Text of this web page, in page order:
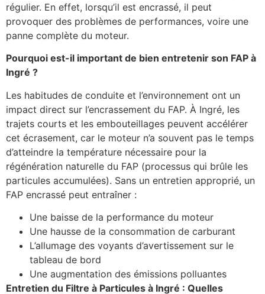
régulier. En effet, lorsqu’il est encrassé, il peut
provoquer des problèmes de performances, voire une
panne complète du moteur.
Pourquoi est-il important de bien entretenir son FAP à
Ingré ?
Les habitudes de conduite et l’environnement ont un
impact direct sur l’encrassement du FAP. À Ingré, les
trajets courts et les embouteillages peuvent accélérer
cet écrasement, car le moteur n’a souvent pas le temps
d’atteindre la température nécessaire pour la
régénération naturelle du FAP (processus qui brûle les
particules accumulées). Sans un entretien approprié, un
FAP encrassé peut entraîner :
Une baisse de la performance du moteur
Une hausse de la consommation de carburant
L’allumage des voyants d’avertissement sur le
tableau de bord
Une augmentation des émissions polluantes
Entretien du Filtre à Particules à Ingré : Quelles